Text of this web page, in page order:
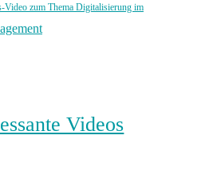
zum Thema Digitalisierung im
Videos